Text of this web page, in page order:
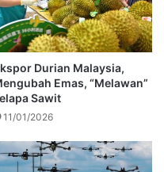
Durian Malaysia,
Emas, “Melawan”
Sawit
11/01/2026